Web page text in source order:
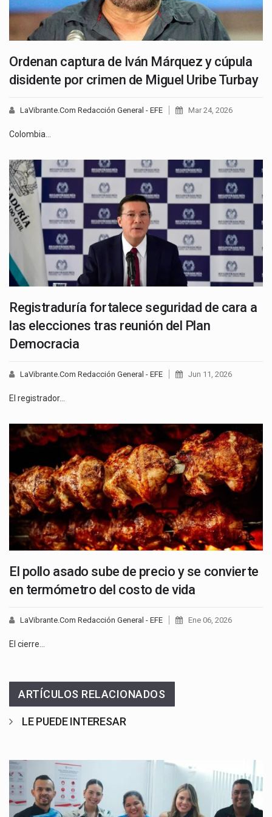
Ordenan captura de Iván Márquez y cúpula
disidente por crimen de Miguel Uribe Turbay
LaVibrante.Com Redacción General - EFE Mar 24, 2026
Colombia…
Registraduría fortalece seguridad de cara a
las elecciones tras reunión del Plan
Democracia
LaVibrante.Com Redacción General - EFE Jun 11, 2026
El registrador…
El pollo asado sube de precio y se convierte
en termómetro del costo de vida
LaVibrante.Com Redacción General - EFE Ene 06, 2026
El cierre…
ARTÍCULOS RELACIONADOS
LE PUEDE INTERESAR